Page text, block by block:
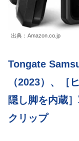
出典：Amazon.co.jp
Tongate
（2023）、［
隠し脚を内蔵
クリップ